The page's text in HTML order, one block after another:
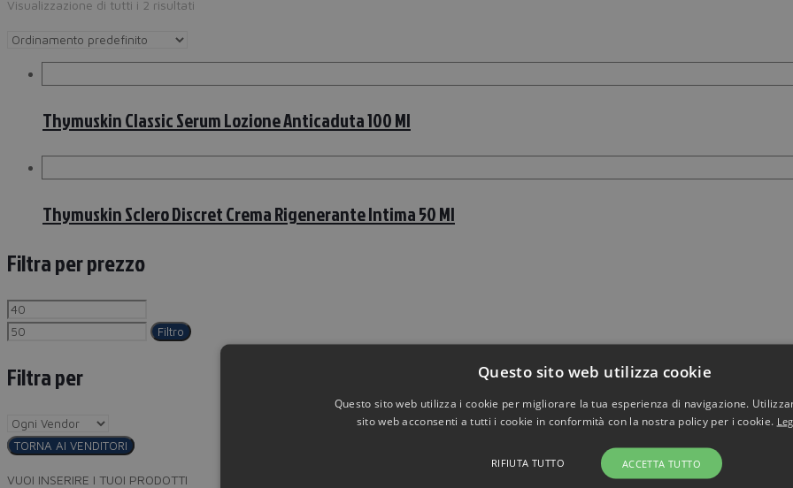
Visualizzazione di tutti i 2 risultati
Thymuskin Classic Serum Lozione Anticaduta 100 Ml
Thymuskin Sclero Discret Crema Rigenerante Intima 50 Ml
Filtra per prezzo
Filtro
Filtra per
TORNA AI VENDITORI
VUOI INSERIRE I TUOI PRODOTTI
Questo sito web utilizza cookie
Questo sito web utilizza i cookie per migliorare la tua esperienza di navigazione.
sito web acconsenti a tutti i cookie in conformità con la nostra policy per i cookie.
ACCETTA TUTTO
RIFIUTA TUTTO